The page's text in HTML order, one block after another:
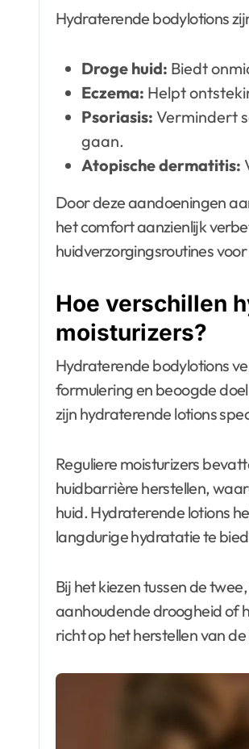
Hydraterende bodylotions
Droge huid: Biedt
Eczema: Helpt
Psoriasis: Vermindert
gaan.
Atopische dermatitis:
Door deze aandoeningen
het comfort aanzienlijk
huidverzorgingsroutines
Hoe verschillen
moisturizers?
Hydraterende bodylotions
formulering en beoogde
zijn hydraterende lotions
Reguliere moisturizers
huidbarrière herstellen,
huid. Hydraterende lotions
langdurige hydratatie te
Bij het kiezen tussen de
aanhoudende droogheid of
richt op het herstellen van